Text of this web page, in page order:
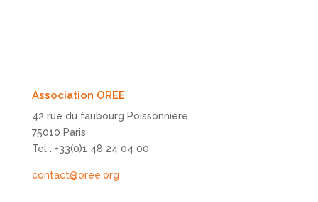
Association ORÉE
42 rue du faubourg Poissonnière
75010 Paris
Tel : +33(0)1 48 24 04 00
contact@oree.org